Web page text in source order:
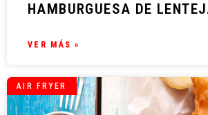
HAMBURGUESA DE
VER MÁS »
AIR FRYER